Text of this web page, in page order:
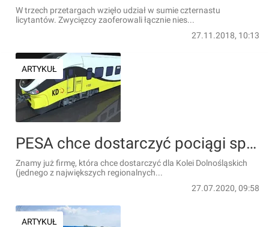
W trzech przetargach wzięło udział w sumie czternastu
licytantów. Zwycięzcy zaoferowali łącznie nies...
27.11.2018, 10:13
ARTYKUŁ
PESA chce dostarczyć pociągi spalinowe dla Kolei Dolnośląskich
Znamy już firmę, która chce dostarczyć dla Kolei Dolnośląskich
(jednego z największych regionalnych...
27.07.2020, 09:58
ARTYKUŁ